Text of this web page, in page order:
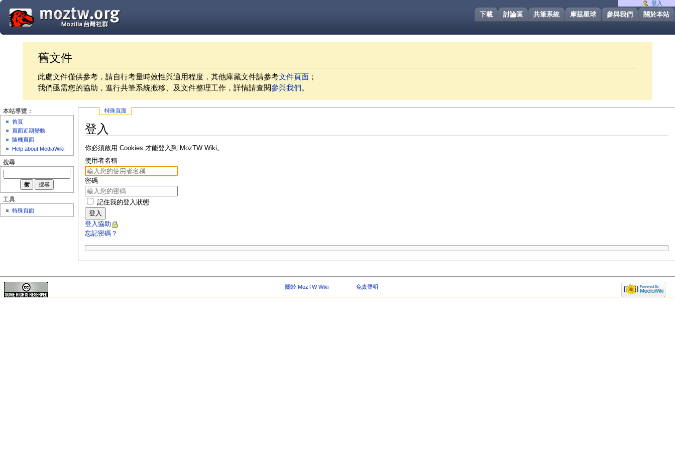
關於本站
參與我們
摩茲星球
共筆系統
討論區
下載
舊文件
此處文件僅供參考，請自行考量時效性與適用程度，其他庫藏文件請參考文件頁面 ；
我們亟需您的協助，進行共筆系統搬移、及文件整理工作，詳情請查閱參與我們。
特殊頁面
登入
你必須啟用 Cookies 才能登入到 MozTW Wiki。
使用者名稱
密碼
記住我的登入狀態
登入
登入協助
忘記密碼？
登入
本站導覽：
首頁
頁面近期變動
隨機頁面
Help about MediaWiki
搜尋
工具:
特殊頁面
關於 MozTW Wiki 免責聲明